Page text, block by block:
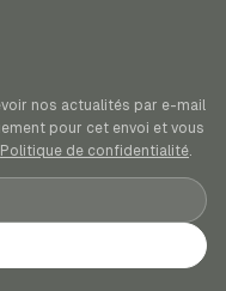
nos actualités par e-mail
pour cet envoi et vous
Politique de confidentialité.